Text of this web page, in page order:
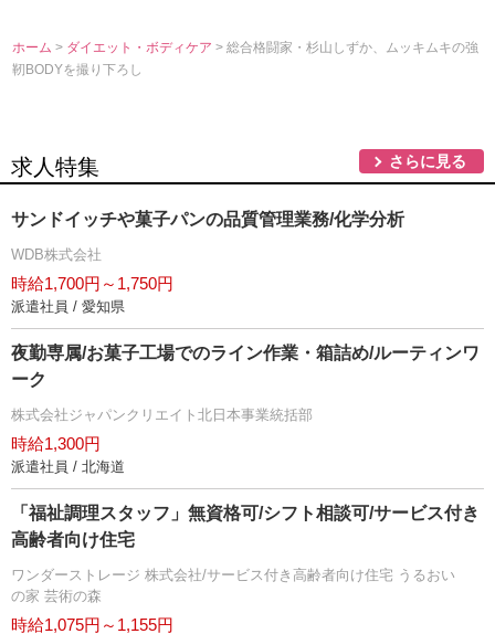
ホーム > ダイエット・ボディケア> 総合格闘家・杉山しずか、ムッキムキの強
靭BODYを撮り下ろし
求人特集 さらに見る
サンドイッチや菓子パンの品質管理業務/化学分析
WDB株式会社
時給1,700円～1,750円
派遣社員 / 愛知県
夜勤専属/お菓子工場でのライン作業・箱詰め/ルーティンワ
ーク
株式会社ジャパンクリエイト北日本事業統括部
時給1,300円
派遣社員 / 北海道
「福祉調理スタッフ」無資格可/シフト相談可/サービス付き
高齢者向け住宅
ワンダーストレージ 株式会社/サービス付き高齢者向け住宅 うるおい
の家 芸術の森
時給1,075円～1,155円